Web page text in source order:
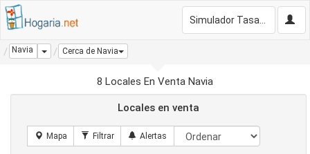
Navia Dropdown
Cerca de Navia
8 Locales En Venta Navia
Locales en venta